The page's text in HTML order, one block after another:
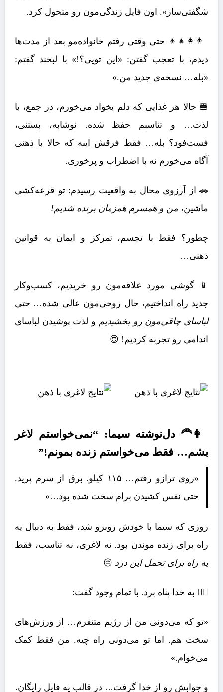
شگفتی‌ساز». اون فایل زندگی‌مون رو متحول کرد.
👨‍👩‍👧‍👦 حتی وقتی رفتم خانواده‌مو بعد از مدت‌ها
دیدم، با تعجب گفتن: «این تویی؟!» با لبخند گفتم:
«بله… نسخه‌ی جدید من.»
🍔 حالا هر غذایی که دلم بخواد می‌خورم، در جمع، با
لذت… و تناسبم حفظ شده. نوشابه، بستنی،
فست‌فود؟ بله… فقط فرقش اینه که حالا با ذهنی
آگاه می‌خورم نه با اضطراب و پرخوری.
🚗 از آرزوی محال به واقعیت رسیدم: تو قرعه‌کشی
ماشین، من و همسرم همزمان برنده شدیم!
چطور؟ فقط با تجسم، تمرکز و ایمان به قوانین
ذهنی…
📱 گوشی مورد علاقه‌مون رو خریدیم، کسب‌وکار
جدید راه انداختیم، حال روحی‌مون عالی شده… حتی
لباسای چاقی‌مون رو بخشیدیم و لذت پوشیدن لباسای
اندامی رو تجربه کردیم! 😍
👩‍🦰 دل‌نوشته سیما: “نمی‌خواستم لاغر
بشم… فقط می‌خواستم زنده بمونم!”
«روی ترازو رفتم… ۱۱۵ کیلو. برق از سرم پرید.
حتی نفس کشیدن برام سخت شده بود…»
روزی که سیما با خودش روبرو شد، فقط به دنبال یه
راه برای زنده موندن بود. نه لاغری، نه تناسب، فقط
یه راه برای تحمل این درد 😔
🧎‍♀️ به خدا پناه برد. با تمام وجود گفت:
«تو که می‌دونی من از رژیم متنفرم… از ورزش‌های
سخت هم. اما تو می‌دونی راه چیه. من فقط کمک
می‌خوام.»
و جوابش رو از خدا گرفت… در قالب یه فایل رایگان.